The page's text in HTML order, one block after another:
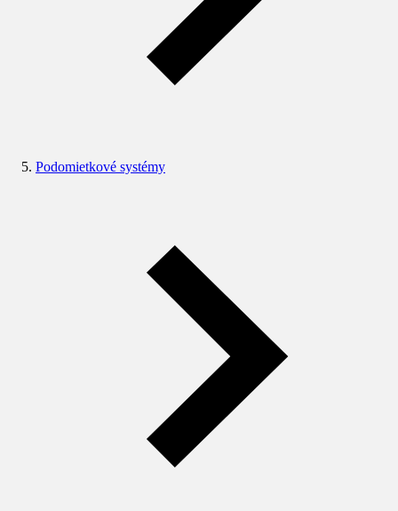
Podomietkové systémy